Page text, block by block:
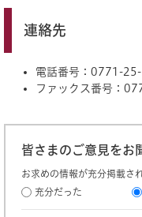
連絡先
電話番号：0771-
ファックス番号：
皆さまのご意見をお
お求めの情報が充分掲載さ
充分だった